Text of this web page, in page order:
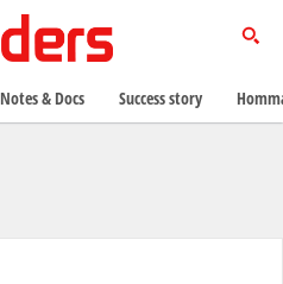
Notes & Docs Success story